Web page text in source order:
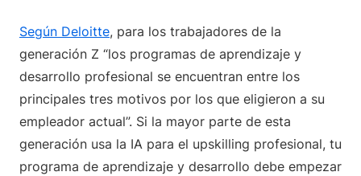
Según Deloitte, para los trabajadores de la
generación Z “los programas de aprendizaje y
desarrollo profesional se encuentran entre los
principales tres motivos por los que eligieron a su
empleador actual”. Si la mayor parte de esta
generación usa la IA para el upskilling profesional, tu
programa de aprendizaje y desarrollo debe empezar